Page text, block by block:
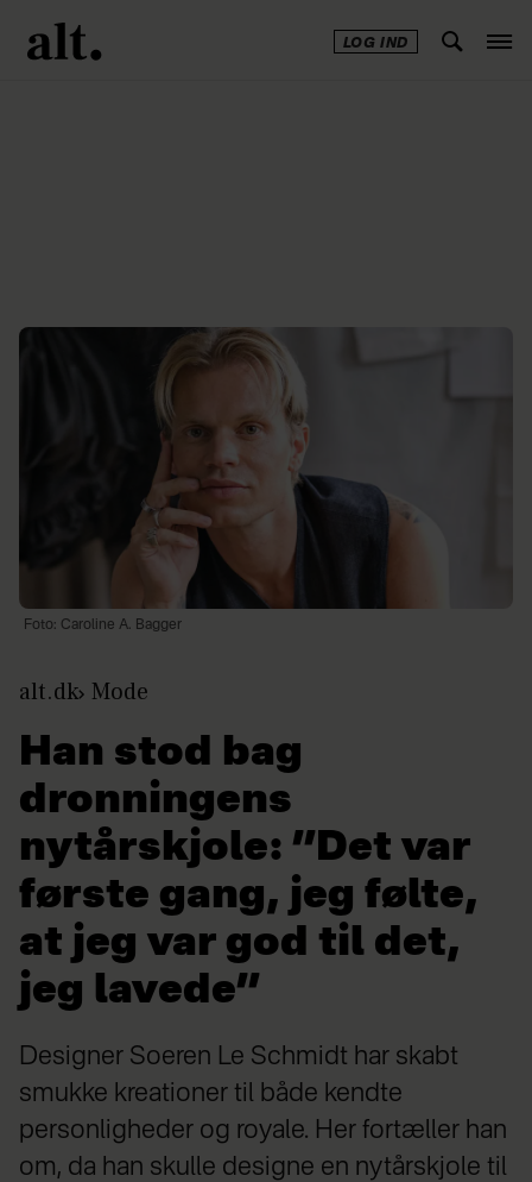
LOG IND
Foto: Caroline A. Bagger
alt.dk Mode
Han stod bag
dronningens
nytårskjole: ”Det var
første gang, jeg følte,
at jeg var god til det,
jeg lavede”
Designer Soeren Le Schmidt har skabt
smukke kreationer til både kendte
personligheder og royale. Her fortæller han
om, da han skulle designe en nytårskjole til